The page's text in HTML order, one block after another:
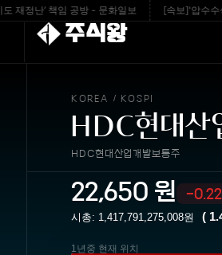
난’ 책임 공방 - 문화일보 [속보]'압수수색·성
주식왕
KOREA / KOSPI
HDC현대산
HDC현대산업개발보통주
22,650 원 -
시총: 1,417,791,275,008원 (
1년중 현재 위치